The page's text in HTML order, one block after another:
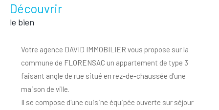
découvrir
le bien
Votre agence DAVID IMMOBILIER vous propose sur la
commune de FLORENSAC un appartement de type 3
faisant angle de rue situé en rez-de-chaussée d'une
maison de ville.
Il se compose d'une cuisine équipée ouverte sur séjour